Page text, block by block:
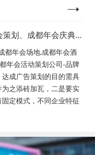
划、成都年会庆典
会节目演出、成都年
，成都年会现场搭
目创意节目，年会
致辞发言稿，年会
都年会场地,成都年会酒
年会活动策划公司-品牌
成广告策划的目的需具
之添砖加瓦，二是要实
定模式，不同企业特征